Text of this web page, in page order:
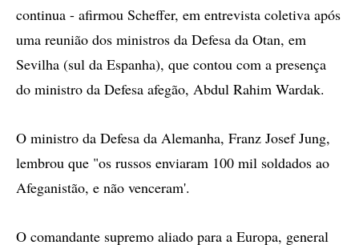
continua - afirmou Scheffer, em entrevista coletiva após
uma reunião dos ministros da Defesa da Otan, em
Sevilha (sul da Espanha), que contou com a presença
do ministro da Defesa afegão, Abdul Rahim Wardak.
O ministro da Defesa da Alemanha, Franz Josef Jung,
lembrou que "os russos enviaram 100 mil soldados ao
Afeganistão, e não venceram'.
O comandante supremo aliado para a Europa, general